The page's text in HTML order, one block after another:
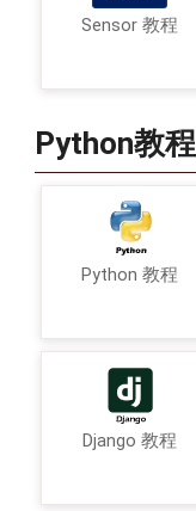
Sensor 教程
Python教程
Python 教程
Django 教程